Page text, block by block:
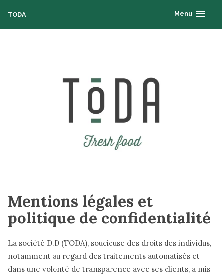
content
TODA Menu
expanded
collapsed
Mentions légales et
politique de confidentialité
La société D.D (TODA), soucieuse des droits des individus,
notamment au regard des traitements automatisés et
dans une volonté de transparence avec ses clients, a mis